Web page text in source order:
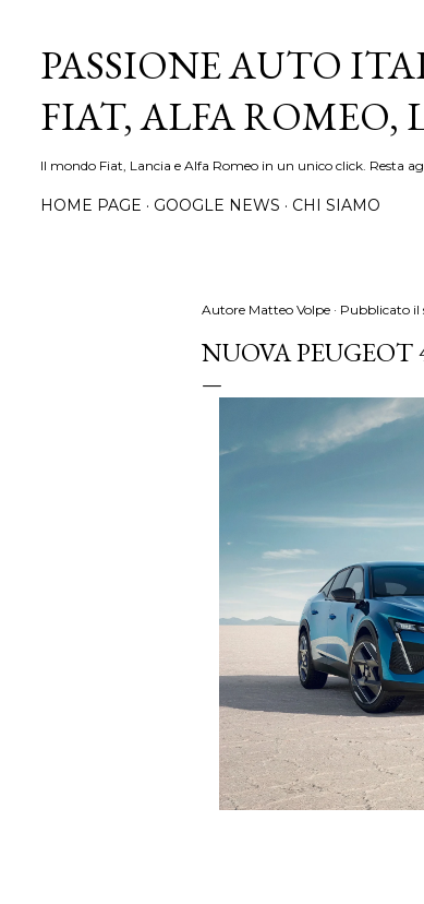
PASSIONE AUTO
FIAT, ALFA
Il mondo Fiat, Lancia e Alfa Romeo in un unico click.
HOME PAGE GOOGLE NEWS CHI SIAMO
Autore Matteo Volpe Pubblicato il
NUOVA PEUGEOT